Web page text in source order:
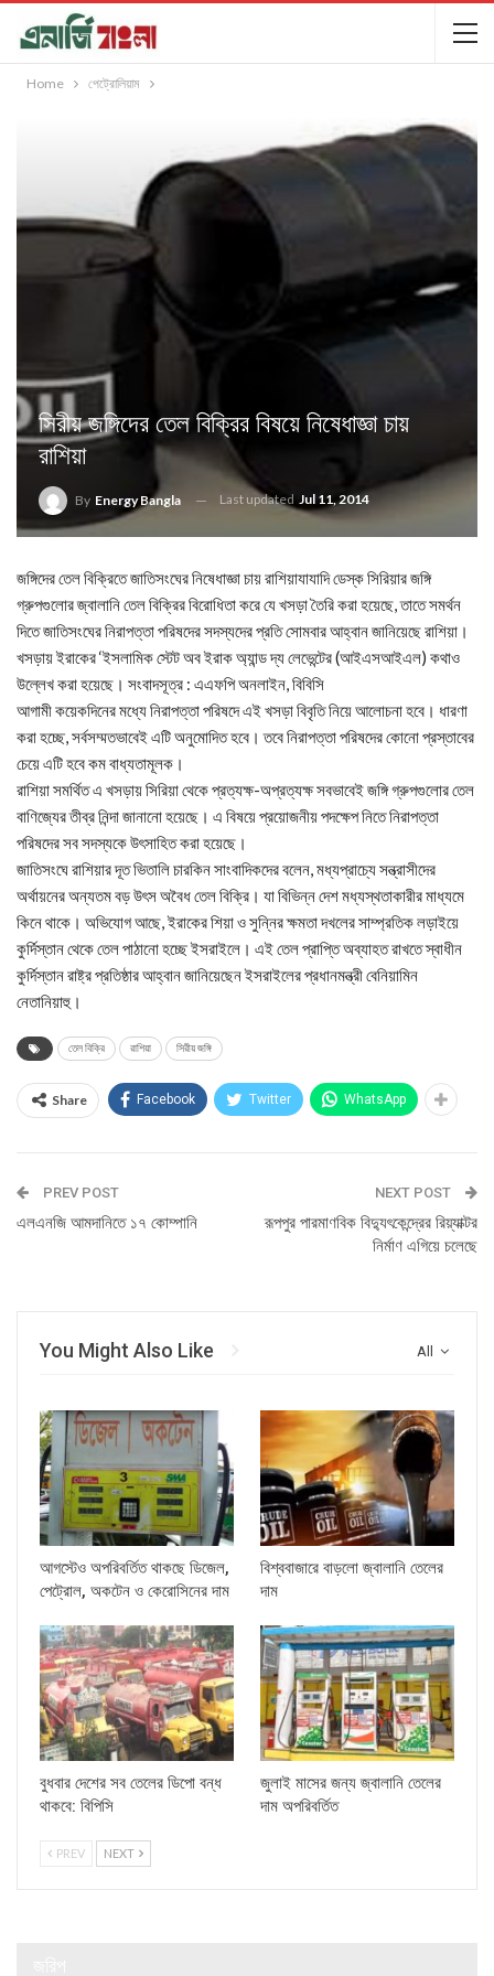
Home পেট্রোলিয়াম
সিরীয় জঙ্গিদের তেল বিক্রির বিষয়ে নিষেধাজ্ঞা চায়
রাশিয়া
By Energy Bangla Last updated Jul 11, 2014
জঙ্গিদের তেল বিক্রিতে জাতিসংঘের নিষেধাজ্ঞা চায় রাশিয়াযাযাদি ডেস্ক সিরিয়ার জঙ্গি
গ্রুপগুলোর জ্বালানি তেল বিক্রির বিরোধিতা করে যে খসড়া তৈরি করা হয়েছে, তাতে সমর্থন
দিতে জাতিসংঘের নিরাপত্তা পরিষদের সদস্যদের প্রতি সোমবার আহ্বান জানিয়েছে রাশিয়া।
খসড়ায় ইরাকের ‘ইসলামিক স্টেট অব ইরাক অ্যান্ড দ্য লেভেন্টের (আইএসআইএল) কথাও
উল্লেখ করা হয়েছে। সংবাদসূত্র : এএফপি অনলাইন, বিবিসি
আগামী কয়েকদিনের মধ্যে নিরাপত্তা পরিষদে এই খসড়া বিবৃতি নিয়ে আলোচনা হবে। ধারণা
করা হচ্ছে, সর্বসম্মতভাবেই এটি অনুমোদিত হবে। তবে নিরাপত্তা পরিষদের কোনো প্রস্তাবের
চেয়ে এটি হবে কম বাধ্যতামূলক।
রাশিয়া সমর্থিত এ খসড়ায় সিরিয়া থেকে প্রত্যক্ষ-অপ্রত্যক্ষ সবভাবেই জঙ্গি গ্রুপগুলোর তেল
বাণিজ্যের তীব্র নিন্দা জানানো হয়েছে। এ বিষয়ে প্রয়োজনীয় পদক্ষেপ নিতে নিরাপত্তা
পরিষদের সব সদস্যকে উৎসাহিত করা হয়েছে।
জাতিসংঘে রাশিয়ার দূত ভিতালি চারকিন সাংবাদিকদের বলেন, মধ্যপ্রাচ্যে সন্ত্রাসীদের
অর্থায়নের অন্যতম বড় উৎস অবৈধ তেল বিক্রি। যা বিভিন্ন দেশ মধ্যস্থতাকারীর মাধ্যমে
কিনে থাকে। অভিযোগ আছে, ইরাকের শিয়া ও সুনি্নর ক্ষমতা দখলের সাম্প্রতিক লড়াইয়ে
কুর্দিস্তান থেকে তেল পাঠানো হচ্ছে ইসরাইলে। এই তেল প্রাপ্তি অব্যাহত রাখতে স্বাধীন
কুর্দিস্তান রাষ্ট্র প্রতিষ্ঠার আহ্বান জানিয়েছেন ইসরাইলের প্রধানমন্ত্রী বেনিয়ামিন
নেতানিয়াহু।
তেল বিক্রি রাশিয়া সিরীয় জঙ্গি
Share Facebook Twitter WhatsApp
PREV POST
এলএনজি আমদানিতে ১৭ কোম্পানি
NEXT POST
রূপপুর পারমাণবিক বিদ্যুৎকেন্দ্রের রিয়্যাক্টর
নির্মাণ এগিয়ে চলেছে
All
You Might Also Like
আগস্টেও অপরিবর্তিত থাকছে ডিজেল,
পেট্রোল, অকটেন ও কেরোসিনের দাম
বিশ্ববাজারে বাড়লো জ্বালানি তেলের
দাম
বুধবার দেশের সব তেলের ডিপো বন্ধ
থাকবে: বিপিসি
জুলাই মাসের জন্য জ্বালানি তেলের
দাম অপরিবর্তিত
PREV NEXT